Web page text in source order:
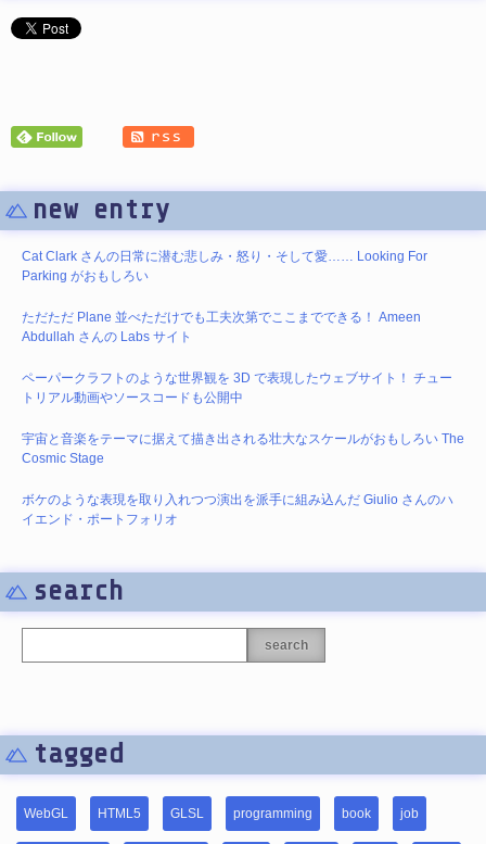
new entry
Cat Clark さんの日常に潜む悲しみ・怒り・そして愛…… Looking For
Parking がおもしろい
ただただ Plane 並べただけでも工夫次第でここまでできる！ Ameen
Abdullah さんの Labs サイト
ペーパークラフトのような世界観を 3D で表現したウェブサイト！ チュー
トリアル動画やソースコードも公開中
宇宙と音楽をテーマに据えて描き出される壮大なスケールがおもしろい The
Cosmic Stage
ボケのような表現を取り入れつつ演出を派手に組み込んだ Giulio さんのハ
イエンド・ポートフォリオ
search
search
tagged
WebGL HTML5 GLSL programming book job